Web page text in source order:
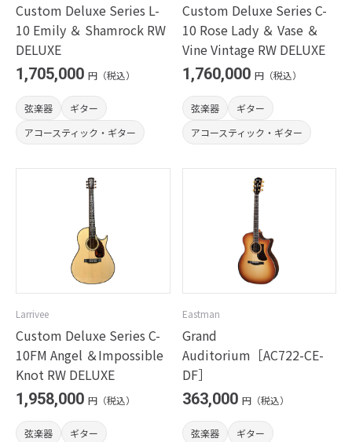
Custom Deluxe Series L-
10 Emily ＆ Shamrock RW
DELUXE
1,705,000 円（税込）
弦楽器
ギター
アコースティック・ギター
Custom Deluxe Series C-
10 Rose Lady ＆ Vase ＆
Vine Vintage RW DELUXE
1,760,000 円（税込）
弦楽器
ギター
アコースティック・ギター
Larrivee
Custom Deluxe Series C-
10FM Angel ＆Impossible
Knot RW DELUXE
1,958,000 円（税込）
弦楽器 ギター
Eastman
Grand
Auditorium［AC722-CE-
DF］
363,000 円（税込）
弦楽器 ギター